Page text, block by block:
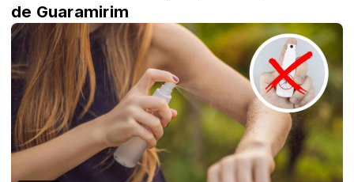
de Guaramirim